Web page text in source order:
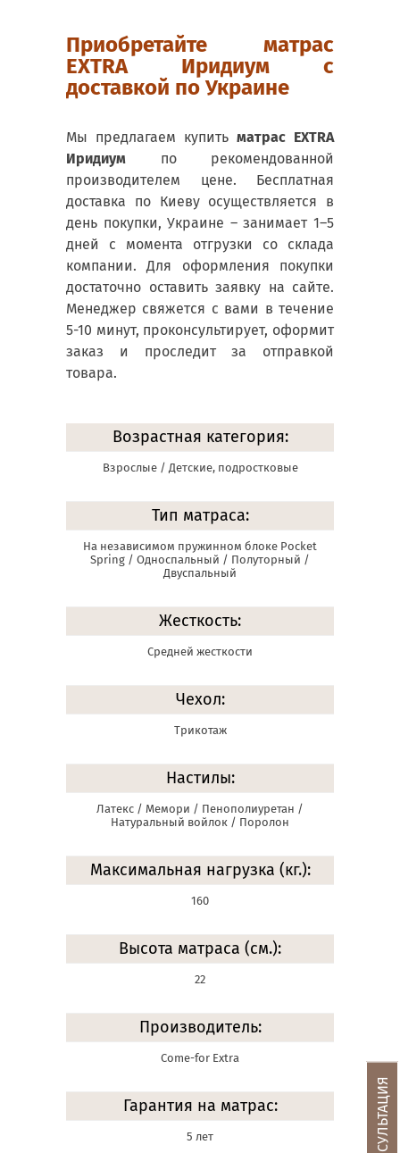
Приобретайте матрас
EXTRA Иридиум с
доставкой по Украине
Мы предлагаем купить матрас EXTRA
Иридиум по рекомендованной
производителем цене. Бесплатная
доставка по Киеву осуществляется в
день покупки, Украине – занимает 1–5
дней с момента отгрузки со склада
компании. Для оформления покупки
достаточно оставить заявку на сайте.
Менеджер свяжется с вами в течение
5-10 минут, проконсультирует, оформит
заказ и проследит за отправкой
товара.
Возрастная категория:
Взрослые / Детские, подростковые
Тип матраса:
На независимом пружинном блоке Pocket
Spring / Односпальный / Полуторный /
Двуспальный
Жесткость:
Средней жесткости
Чехол:
Трикотаж
Настилы:
Латекс / Мемори / Пенополиуретан /
Натуральный войлок / Поролон
Максимальная нагрузка (кг.):
160
Высота матраса (см.):
22
Производитель:
Come-for Extra
Гарантия на матрас:
5 лет